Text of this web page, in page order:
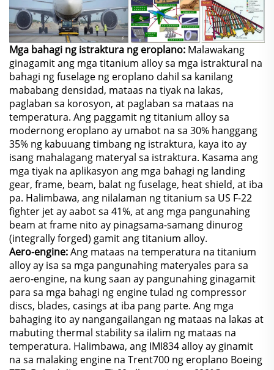
Mga bahagi ng istraktura ng eroplano: Malawakang
ginagamit ang mga titanium alloy sa mga istraktural na
bahagi ng fuselage ng eroplano dahil sa kanilang
mababang densidad, mataas na tiyak na lakas,
paglaban sa korosyon, at paglaban sa mataas na
temperatura. Ang paggamit ng titanium alloy sa
modernong eroplano ay umabot na sa 30% hanggang
35% ng kabuuang timbang ng istraktura, kaya ito ay
isang mahalagang materyal sa istraktura. Kasama ang
mga tiyak na aplikasyon ang mga bahagi ng landing
gear, frame, beam, balat ng fuselage, heat shield, at iba
pa. Halimbawa, ang nilalaman ng titanium sa US F-22
fighter jet ay aabot sa 41%, at ang mga pangunahing
beam at frame nito ay pinagsama-samang dinurog
(integrally forged) gamit ang titanium alloy.
Aero-engine:Ang mataas na temperatura na titanium
alloy ay isa sa mga pangunahing materyales para sa
aero-engine, na kung saan ay pangunahing ginagamit
para sa mga bahagi ng engine tulad ng compressor
discs, blades, casings at iba pang parte. Ang mga
bahaging ito ay nangangailangan ng mataas na lakas at
mabuting thermal stability sa ilalim ng mataas na
temperatura. Halimbawa, ang IMI834 alloy ay ginamit
na sa malaking engine na Trent700 ng eroplano Boeing